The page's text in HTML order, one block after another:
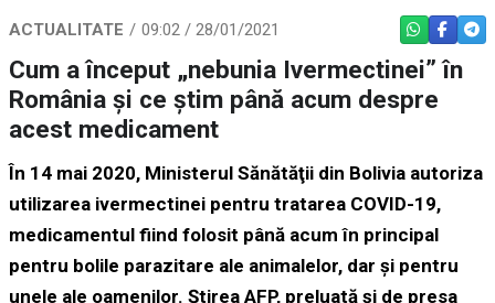
ACTUALITATE 09:02 / 28/01/2021 WHATSAPP
Cum a început „nebunia Ivermectinei” în
România și ce știm până acum despre
acest medicament
În 14 mai 2020, Ministerul Sănătăţii din Bolivia autoriza
utilizarea ivermectinei pentru tratarea COVID-19,
medicamentul fiind folosit până acum în principal
pentru bolile parazitare ale animalelor, dar și pentru
unele ale oamenilor. Știrea AFP, preluată și de presa